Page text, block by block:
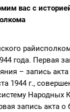
вас с
года. Первая
– запись
1944 г.,
Народных
запись акта о